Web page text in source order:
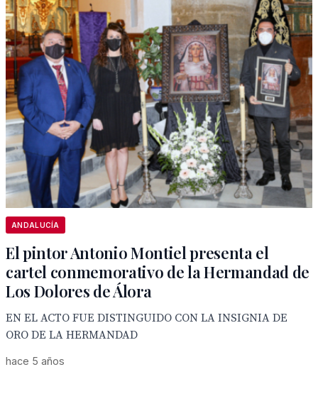
ANDALUCÍA
El pintor Antonio Montiel presenta el
cartel conmemorativo de la Hermandad de
Los Dolores de Álora
EN EL ACTO FUE DISTINGUIDO CON LA INSIGNIA DE
ORO DE LA HERMANDAD
hace 5 años